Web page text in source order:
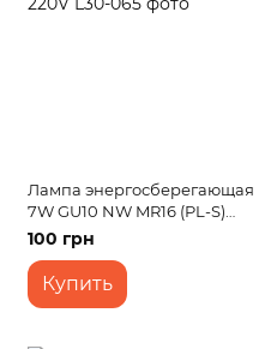
Лампа энергосберегающая
7W GU10 NW MR16 (PL-S)
220V
100 грн
Купить